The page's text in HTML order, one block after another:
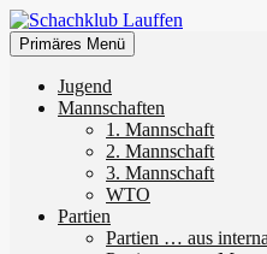
Zum
Inhalt
springen
Schachklub
Suchen
Primäres Menü
Jugend
Mannschaften
1. Mannschaft
2. Mannschaft
3. Mannschaft
WTO
Partien
Partien … aus